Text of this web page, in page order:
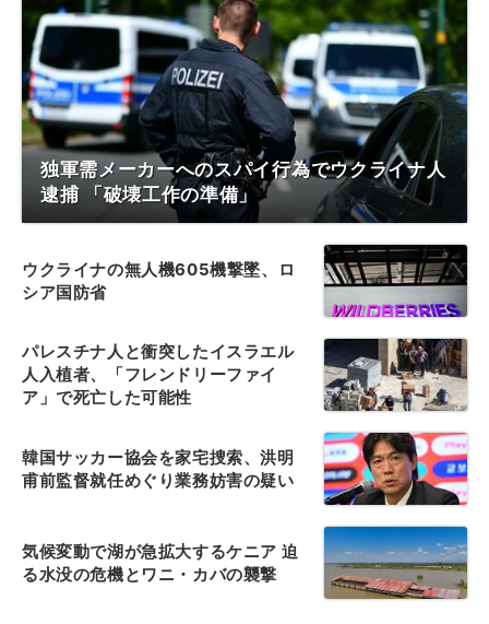
独軍需メーカーへのスパイ行為でウクライナ人
逮捕 「破壊工作の準備」
ウクライナの無人機605機撃墜、ロ
シア国防省
パレスチナ人と衝突したイスラエル
人入植者、「フレンドリーファイ
ア」で死亡した可能性
韓国サッカー協会を家宅捜索、洪明
甫前監督就任めぐり業務妨害の疑い
気候変動で湖が急拡大するケニア 迫
る水没の危機とワニ・カバの襲撃